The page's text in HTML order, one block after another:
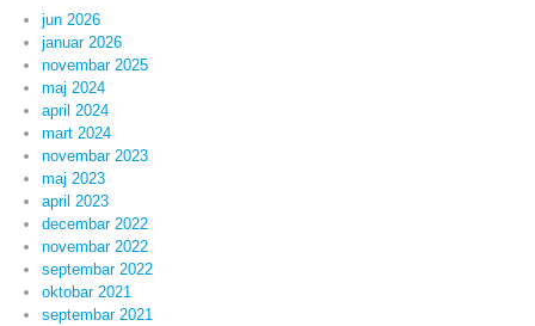
jun 2026
januar 2026
novembar 2025
maj 2024
april 2024
mart 2024
novembar 2023
maj 2023
april 2023
decembar 2022
novembar 2022
septembar 2022
oktobar 2021
septembar 2021